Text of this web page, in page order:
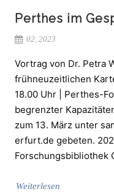
Perthes im
02, 2023
Vortrag von Dr. Petra
frühneuzeitlichen
18.00 Uhr | Perthes-
begrenzter
zum 13. März unter
erfurt.de gebeten.
Forschungsbibliothek
Weiterlesen